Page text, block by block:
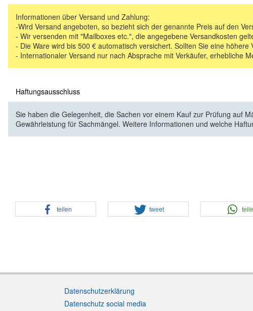
Informationen über Versand und Zahlung:
-Wird Versand angeboten, so bezieht sich der genannte Preis auf den
- Wir versenden mit "Mailboxes etc.", die angegebene Versandkosten
- Die Ware wird bis 500 € automatisch versichert. Sollten Sie eine
- Internationaler Versand nur nach Absprache mit Verkäufer, erhebliche
Haftungsausschluss
Sie haben die Gelegenheit, die Sachen vor einem Kauf zur Prüfung auf
Gewährleistung für Sachmängel. Weitere Informationen und welche
teilen tweet
Datenschutzerklärung
Datenschutz social media